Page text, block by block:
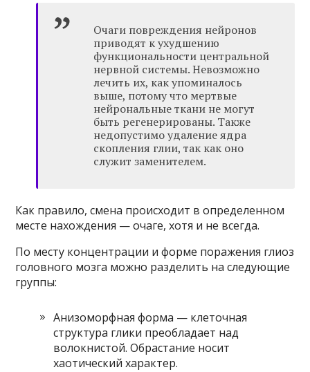
Очаги повреждения нейронов
приводят к ухудшению
функциональности центральной
нервной системы. Невозможно
лечить их, как упоминалось
выше, потому что мертвые
нейрональные ткани не могут
быть регенерированы. Также
недопустимо удаление ядра
скопления глии, так как оно
служит заменителем.
Как правило, смена происходит в определенном
месте нахождения — очаге, хотя и не всегда.
По месту концентрации и форме поражения глиоз
головного мозга можно разделить на следующие
группы:
Анизоморфная форма — клеточная
структура глики преобладает над
волокнистой. Обрастание носит
хаотический характер.